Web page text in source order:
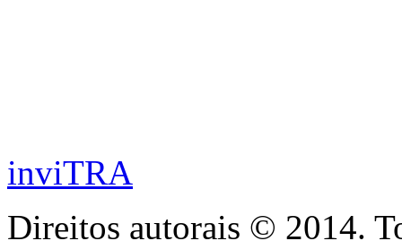
inviTRA
Direitos autorais © 2014.